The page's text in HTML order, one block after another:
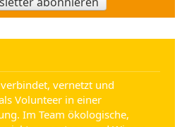
vernetzt und
Volunteer in einer
Im Team ökologische,